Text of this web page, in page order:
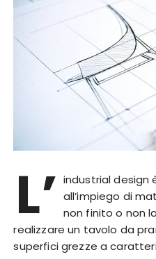
L’ industrial design
all’impiego di
non finito o non
realizzare un tavolo da
superfici grezze a